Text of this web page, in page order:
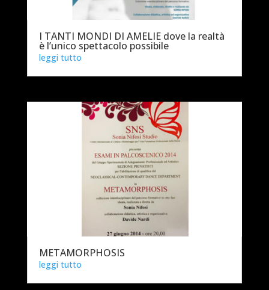
I TANTI MONDI DI AMELIE dove la realtà
è l’unico spettacolo possibile
leggi tutto
METAMORPHOSIS
leggi tutto